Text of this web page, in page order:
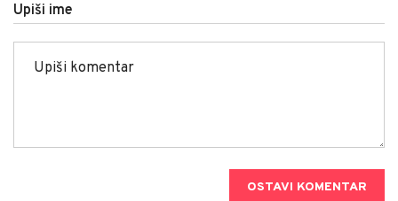
Upiši ime
OSTAVI KOMENTAR